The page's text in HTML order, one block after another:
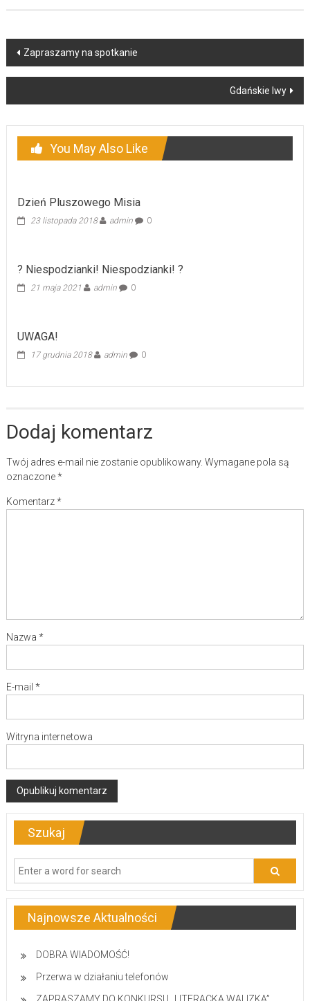
Post
navigation
Zapraszamy na spotkanie
Gdańskie lwy
You May Also Like
Dzień Pluszowego Misia
23 listopada 2018 admin 0
? Niespodzianki! Niespodzianki! ?
21 maja 2021 admin 0
UWAGA!
17 grudnia 2018 admin 0
Dodaj komentarz
Twój adres e-mail nie zostanie opublikowany. Wymagane pola są
oznaczone*
Komentarz*
Nazwa *
E-mail *
Witryna internetowa
Szukaj
Najnowsze Aktualności
DOBRA WIADOMOŚĆ!
Przerwa w działaniu telefonów
ZAPRASZAMY DO KONKURSU „LITERACKA WALIZKA”